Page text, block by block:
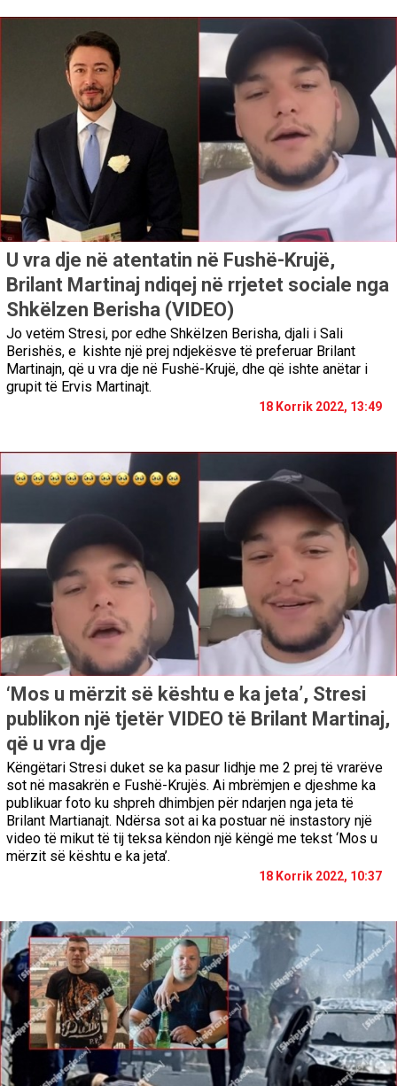
U vra dje në atentatin në Fushë-Krujë,
Brilant Martinaj ndiqej në rrjetet sociale nga
Shkëlzen Berisha (VIDEO)
Jo vetëm Stresi, por edhe Shkëlzen Berisha, djali i Sali
Berishës, e kishte një prej ndjekësve të preferuar Brilant
Martinajn, që u vra dje në Fushë-Krujë, dhe që ishte anëtar i
grupit të Ervis Martinajt.
18 Korrik 2022, 13:49
‘Mos u mërzit së kështu e ka jeta’, Stresi
publikon një tjetër VIDEO të Brilant Martinaj,
që u vra dje
Këngëtari Stresi duket se ka pasur lidhje me 2 prej të vrarëve
sot në masakrën e Fushë-Krujës. Ai mbrëmjen e djeshme ka
publikuar foto ku shpreh dhimbjen për ndarjen nga jeta të
Brilant Martianajt. Ndërsa sot ai ka postuar në instastory një
video të mikut të tij teksa këndon një këngë me tekst ‘Mos u
mërzit së kështu e ka jeta’.
18 Korrik 2022, 10:37